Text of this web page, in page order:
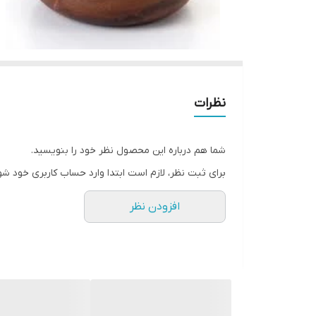
نظرات
شما هم درباره این محصول نظر خود را بنویسید.
برای ثبت نظر، لازم است ابتدا وارد حساب کاربری خود
افزودن نظر